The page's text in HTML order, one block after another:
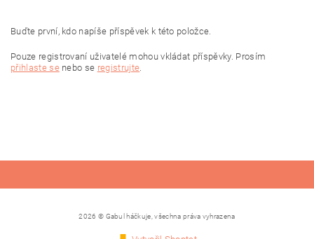
Buďte první, kdo napíše příspěvek k této položce.
Pouze registrovaní uživatelé mohou vkládat příspěvky. Prosím
přihlaste senebo se registrujte
2026 © Gabul háčkuje, všechna práva vyhrazena